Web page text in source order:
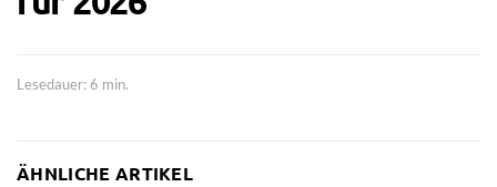
Lesedauer: 6 min.
ÄHNLICHE ARTIKEL